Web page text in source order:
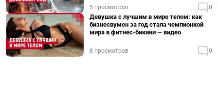
5 просмотров 0
Девушка с лучшим в мире телом: как
бизнесвумен за год стала чемпионкой
мира в фитнес-бикини — видео
8 просмотров 0